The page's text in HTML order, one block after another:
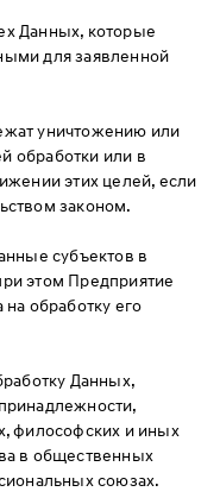
Данных, которые
для заявленной
уничтожению или
обработки или в
этих целей, если
законом.
субъектов в
этом Предприятие
обработку его
Данных,
философских и иных
в общественных
союзах.